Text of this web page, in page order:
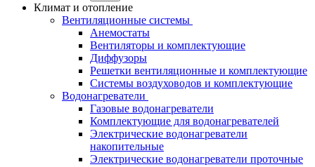
Климат и отопление
Вентиляционные системы
Анемостаты
Вентиляторы и комплектующие
Диффузоры
Решетки вентиляционные и комплектующие
Системы воздуховодов и комплектующие
Водонагреватели
Газовые водонагреватели
Комплектующие для водонагревателей
Электрические водонагреватели
накопительные
Электрические водонагреватели проточные